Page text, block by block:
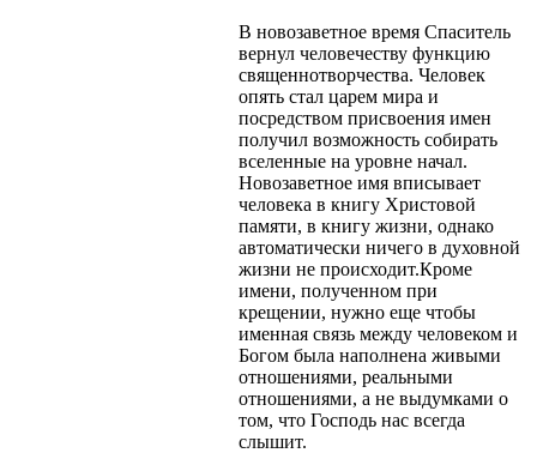
В новозаветное время Спаситель
вернул человечеству функцию
священнотворчества. Человек
опять стал царем мира и
посредством присвоения имен
получил возможность собирать
вселенные на уровне начал.
Новозаветное имя вписывает
человека в книгу Христовой
памяти, в книгу жизни, однако
автоматически ничего в духовной
жизни не происходит.Кроме
имени, полученном при
крещении, нужно еще чтобы
именная связь между человеком и
Богом была наполнена живыми
отношениями, реальными
отношениями, а не выдумками о
том, что Господь нас всегда
слышит.